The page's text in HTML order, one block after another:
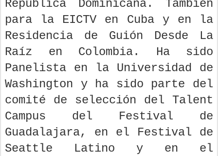
República Dominicana. También
para la EICTV en Cuba y en la
Residencia de Guión Desde La
Raíz en Colombia. Ha sido
Panelista en la Universidad de
Washington y ha sido parte del
comité de selección del Talent
Campus del Festival de
Guadalajara, en el Festival de
Seattle Latino y en el